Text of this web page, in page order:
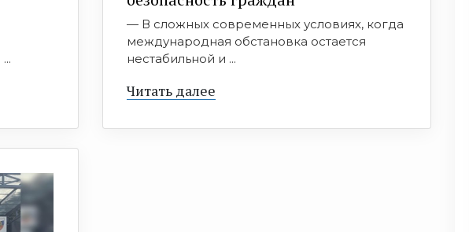
— В сложных современных условиях, когда
международная обстановка остается
нестабильной и ...
Читать далее